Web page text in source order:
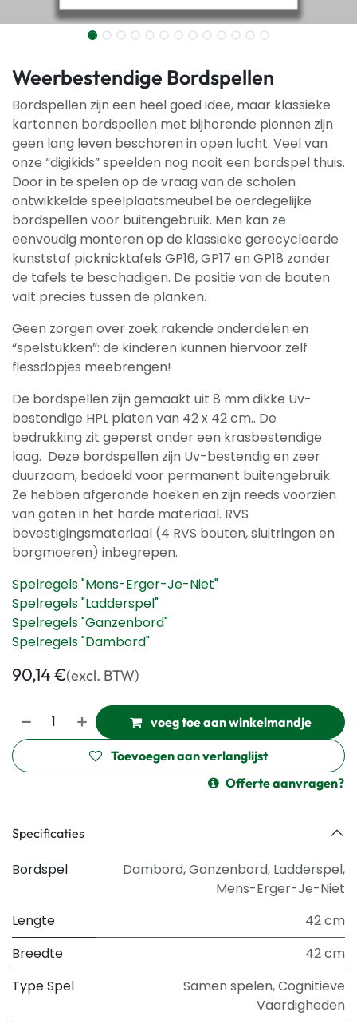
Weerbestendige Bordspellen
Bordspellen zijn een heel goed idee, maar klassieke
kartonnen bordspellen met bijhorende pionnen zijn
geen lang leven beschoren in open lucht. Veel van
onze “digikids” speelden nog nooit een bordspel thuis.
Door in te spelen op de vraag van de scholen
ontwikkelde speelplaatsmeubel.be oerdegelijke
bordspellen voor buitengebruik. Men kan ze
eenvoudig monteren op de klassieke gerecycleerde
kunststof picknicktafels GP16, GP17 en GP18 zonder
de tafels te beschadigen. De positie van de bouten
valt precies tussen de planken.
Geen zorgen over zoek rakende onderdelen en
“spelstukken”: de kinderen kunnen hiervoor zelf
ﬂessdopjes meebrengen!
De bordspellen zijn gemaakt uit 8 mm dikke Uv-
bestendige HPL platen van 42 x 42 cm.. De
bedrukking zit geperst onder een krasbestendige
laag. Deze bordspellen zijn Uv-bestendig en zeer
duurzaam, bedoeld voor permanent buitengebruik.
Ze hebben afgeronde hoeken en zijn reeds voorzien
van gaten in het harde materiaal. RVS
bevestigingsmateriaal (4 RVS bouten, sluitringen en
borgmoeren) inbegrepen.
Spelregels "Mens-Erger-Je-Niet"
Spelregels "Ladderspel"
Spelregels "Ganzenbord"
Spelregels "Dambord"
90,14€(excl. BTW)
voeg toe aan winkelmandje
Toevoegen aan verlanglijst
Offerte aanvragen?
Specificaties
Bordspel Dambord,Ganzenbord, Ladderspel,
Mens-Erger-Je-Niet
Lengte
42 cm
Breedte
42 cm
Type Spel
Samen spelen,Cognitieve
Vaardigheden